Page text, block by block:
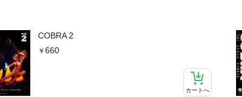
COBRA 2
660
カートへ